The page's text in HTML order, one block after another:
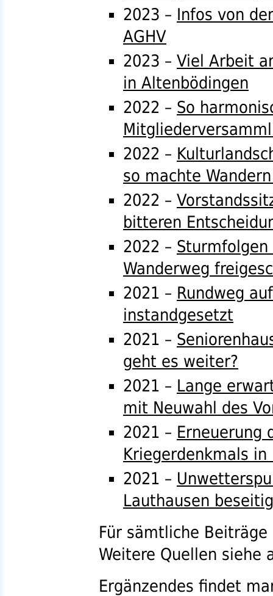
2023 – Infos von
AGHV
2023 – Viel Arbeit
in Altenbödingen
2022 – So
2022 –
so machte
2022 –
bitteren
2022 –
Wanderweg
2021 – Rundweg
instandgesetzt
2021 –
geht es weiter?
2021 – Lange
mit Neuwahl des
2021 – Erneuerung
Kriegerdenkmals
2021 –
Lauthausen
Für sämtliche
Weitere Quellen siehe
Ergänzendes findet